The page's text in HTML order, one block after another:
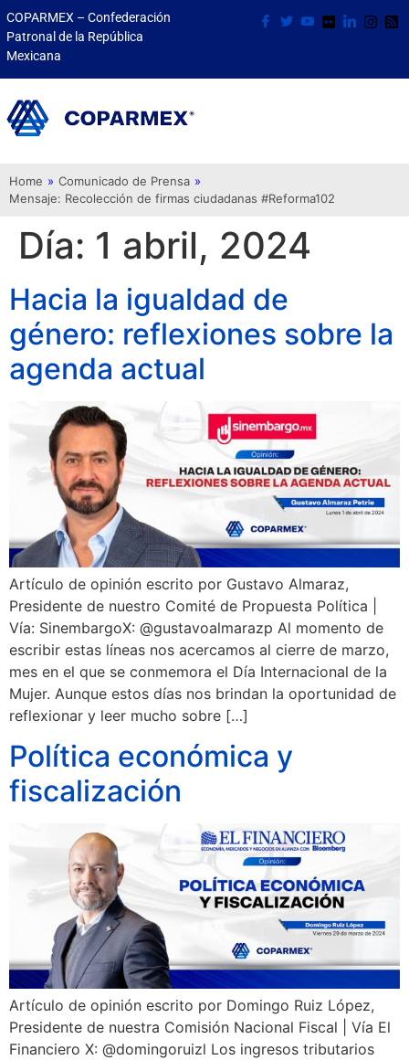
COPARMEX – Confederación
Patronal de la República
Mexicana
Home » Comunicado de Prensa »
Mensaje: Recolección de firmas ciudadanas #Reforma102
Día: 1 abril, 2024
Hacia la igualdad de
género: reflexiones sobre la
agenda actual
Artículo de opinión escrito por Gustavo Almaraz,
Presidente de nuestro Comité de Propuesta Política |
Vía: SinembargoX: @gustavoalmarazp Al momento de
escribir estas líneas nos acercamos al cierre de marzo,
mes en el que se conmemora el Día Internacional de la
Mujer. Aunque estos días nos brindan la oportunidad de
reflexionar y leer mucho sobre […]
Política económica y
fiscalización
Artículo de opinión escrito por Domingo Ruiz López,
Presidente de nuestra Comisión Nacional Fiscal | Vía El
Financiero X: @domingoruizl Los ingresos tributarios